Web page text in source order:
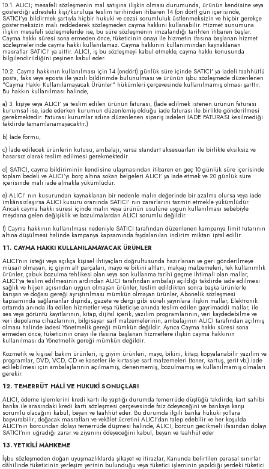
10.1. ALICI; mesafeli sözleşmenin mal satışına ilişkin olması durumunda, ürünün kendisine veya
gösterdiği adresteki kişi/kuruluşa teslim tarihinden itibaren 14 (on dört) gün içerisinde,
SATICI’ya bildirmek şartıyla hiçbir hukuki ve cezai sorumluluk üstlenmeksizin ve hiçbir gerekçe
göstermeksizin malı reddederek sözleşmeden cayma hakkını kullanabilir. Hizmet sunumuna
ilişkin mesafeli sözleşmelerde ise, bu süre sözleşmenin imzalandığı tarihten itibaren başlar.
Cayma hakkı süresi sona ermeden önce, tüketicinin onayı ile hizmetin ifasına başlanan hizmet
sözleşmelerinde cayma hakkı kullanılamaz. Cayma hakkının kullanımından kaynaklanan
masraflar SATICI’ ya aittir. ALICI, iş bu sözleşmeyi kabul etmekle, cayma hakkı konusunda
bilgilendirildiğini peşinen kabul eder.
10.2. Cayma hakkının kullanılması için 14 (ondört) günlük süre içinde SATICI' ya iadeli taahhütlü
posta, faks veya eposta ile yazılı bildirimde bulunulması ve ürünün işbu sözleşmede düzenlenen
"Cayma Hakkı Kullanılamayacak Ürünler" hükümleri çerçevesinde kullanılmamış olması şarttır.
Bu hakkın kullanılması halinde,
a) 3. kişiye veya ALICI’ ya teslim edilen ürünün faturası, (İade edilmek istenen ürünün faturası
kurumsal ise, iade ederken kurumun düzenlemiş olduğu iade faturası ile birlikte gönderilmesi
gerekmektedir. Faturası kurumlar adına düzenlenen sipariş iadeleri İADE FATURASI kesilmediği
takdirde tamamlanamayacaktır.)
b) İade formu,
c) İade edilecek ürünlerin kutusu, ambalajı, varsa standart aksesuarları ile birlikte eksiksiz ve
hasarsız olarak teslim edilmesi gerekmektedir.
d) SATICI, cayma bildiriminin kendisine ulaşmasından itibaren en geç 10 günlük süre içerisinde
toplam bedeli ve ALICI’yı borç altına sokan belgeleri ALICI’ ya iade etmek ve 20 günlük süre
içerisinde malı iade almakla yükümlüdür.
e) ALICI’ nın kusurundan kaynaklanan bir nedenle malın değerinde bir azalma olursa veya iade
imkânsızlaşırsa ALICI kusuru oranında SATICI’ nın zararlarını tazmin etmekle yükümlüdür.
Ancak cayma hakkı süresi içinde malın veya ürünün usulüne uygun kullanılması sebebiyle
meydana gelen değişiklik ve bozulmalardan ALICI sorumlu değildir.
f) Cayma hakkının kullanılması nedeniyle SATICI tarafından düzenlenen kampanya limit tutarının
altına düşülmesi halinde kampanya kapsamında faydalanılan indirim miktarı iptal edilir.
11. CAYMA HAKKI KULLANILAMAYACAK ÜRÜNLER
ALICI’nın isteği veya açıkça kişisel ihtiyaçları doğrultusunda hazırlanan ve geri gönderilmeye
müsait olmayan, iç giyim alt parçaları, mayo ve bikini altları, makyaj malzemeleri, tek kullanımlık
ürünler, çabuk bozulma tehlikesi olan veya son kullanma tarihi geçme ihtimali olan mallar,
ALICI’ya teslim edilmesinin ardından ALICI tarafından ambalajı açıldığı takdirde iade edilmesi
sağlık ve hijyen açısından uygun olmayan ürünler, teslim edildikten sonra başka ürünlerle
karışan ve doğası gereği ayrıştırılması mümkün olmayan ürünler, Abonelik sözleşmesi
kapsamında sağlananlar dışında, gazete ve dergi gibi süreli yayınlara ilişkin mallar, Elektronik
ortamda anında ifa edilen hizmetler veya tüketiciye anında teslim edilen gayrimaddi mallar, ile
ses veya görüntü kayıtlarının, kitap, dijital içerik, yazılım programlarının, veri kaydedebilme ve
veri depolama cihazlarının, bilgisayar sarf malzemelerinin, ambalajının ALICI tarafından açılmış
olması halinde iadesi Yönetmelik gereği mümkün değildir. Ayrıca Cayma hakkı süresi sona
ermeden önce, tüketicinin onayı ile ifasına başlanan hizmetlere ilişkin cayma hakkının
kullanılması da Yönetmelik gereği mümkün değildir.
Kozmetik ve kişisel bakım ürünleri, iç giyim ürünleri, mayo, bikini, kitap, kopyalanabilir yazılım ve
programlar, DVD, VCD, CD ve kasetler ile kırtasiye sarf malzemeleri (toner, kartuş, şerit vb.) iade
edilebilmesi için ambalajlarının açılmamış, denenmemiş, bozulmamış ve kullanılmamış olmaları
gerekir.
12. TEMERRÜT HALİ VE HUKUKİ SONUÇLARI
ALICI, ödeme işlemlerini kredi kartı ile yaptığı durumda temerrüde düştüğü takdirde, kart sahibi
banka ile arasındaki kredi kartı sözleşmesi çerçevesinde faiz ödeyeceğini ve bankaya karşı
sorumlu olacağını kabul, beyan ve taahhüt eder. Bu durumda ilgili banka hukuki yollara
başvurabilir; doğacak masrafları ve vekâlet ücretini ALICI’dan talep edebilir ve her koşulda
ALICI’nın borcundan dolayı temerrüde düşmesi halinde, ALICI, borcun gecikmeli ifasından dolayı
SATICI’nın uğradığı zarar ve ziyanını ödeyeceğini kabul, beyan ve taahhüt eder
13. YETKİLİ MAHKEME
İşbu sözleşmeden doğan uyuşmazlıklarda şikayet ve itirazlar, Kanunda belirtilen parasal sınırlar
dâhilinde tüketicinin yerleşim yerinin bulunduğu veya tüketici işleminin yapıldığı yerdeki tüketici